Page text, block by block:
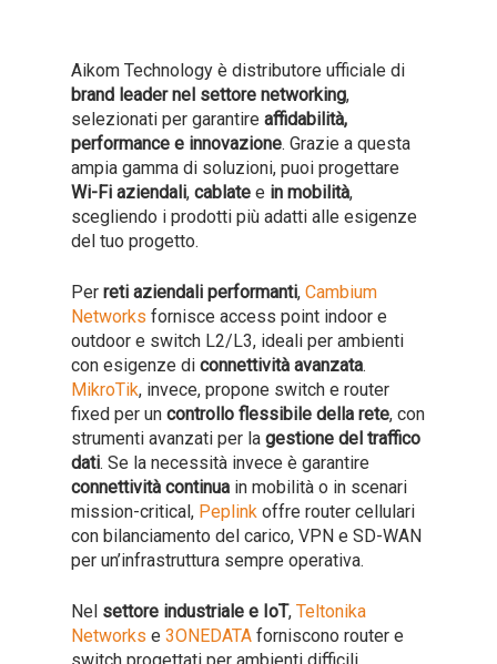
Aikom Technology è distributore ufficiale di
brand leader nel settore networking,
selezionati per garantire affidabilità,
performance e innovazione. Grazie a questa
ampia gamma di soluzioni, puoi progettare
Wi-Fi aziendali, cablate e in mobilità,
scegliendo i prodotti più adatti alle esigenze
del tuo progetto.
Per reti aziendali performanti, Cambium
Networks fornisce access point indoor e
outdoor e switch L2/L3, ideali per ambienti
con esigenze di connettività avanzata.
MikroTik, invece, propone switch e router
fixed per un controllo flessibile della rete, con
strumenti avanzati per la gestione del traffico
dati. Se la necessità invece è garantire
connettività continua in mobilità o in scenari
mission-critical, Peplink offre router cellulari
con bilanciamento del carico, VPN e SD-WAN
per un’infrastruttura sempre operativa.
Nel settore industriale e IoT, Teltonika
Networks e 3ONEDATA forniscono router e